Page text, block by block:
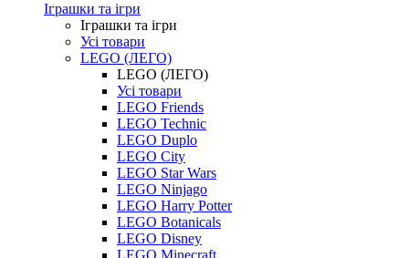
Іграшки та ігри
Іграшки та ігри
Усі товари
LEGO (ЛЕГО)
LEGO (ЛЕГО)
Усі товари
LEGO Friends
LEGO Technic
LEGO Duplo
LEGO City
LEGO Star Wars
LEGO Ninjago
LEGO Harry Potter
LEGO Botanicals
LEGO Disney
LEGO Minecraft